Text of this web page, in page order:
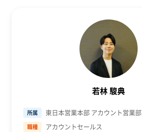
若林 駿典
所属 東日本営業本部 アカウント営業部
職種 アカウントセールス